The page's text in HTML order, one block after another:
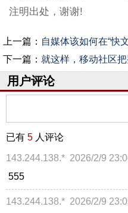
注明出处，谢谢!
上一篇： 自媒体该如何在“快
下一篇： 就这样，移动社区把
用户评论
已有 5 人评论
143.244.138.* 2026/2/9
555
143.244.138.* 2026/2/9